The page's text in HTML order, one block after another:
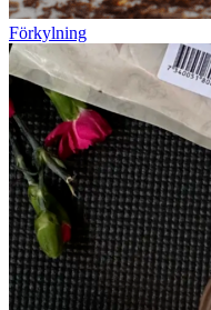
Förkylning